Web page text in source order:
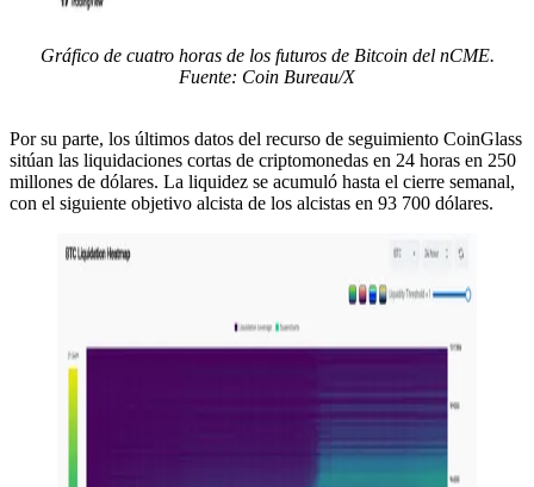
Gráfico de cuatro horas de los futuros de Bitcoin del nCME.
Fuente: Coin Bureau/X
Por su parte, los últimos datos del recurso de seguimiento CoinGlass
sitúan las liquidaciones cortas de criptomonedas en 24 horas en 250
millones de dólares. La liquidez se acumuló hasta el cierre semanal,
con el siguiente objetivo alcista de los alcistas en 93 700 dólares.